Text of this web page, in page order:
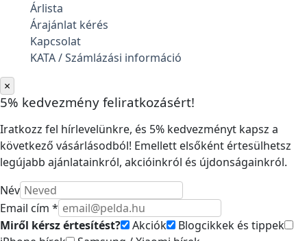
Árlista
Árajánlat kérés
Kapcsolat
KATA / Számlázási információ
×
5% kedvezmény feliratkozásért!
Iratkozz fel hírlevelünkre, és 5% kedvezményt kapsz a
következő vásárlásodból! Emellett elsőként értesülhetsz
legújabb ajánlatainkról, akcióinkról és újdonságainkról.
Név
Email cím *
Miről kérsz értesítést?
Akciók
Blogcikkek és tippek